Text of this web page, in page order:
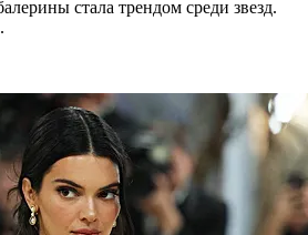
стала трендом среди звезд.